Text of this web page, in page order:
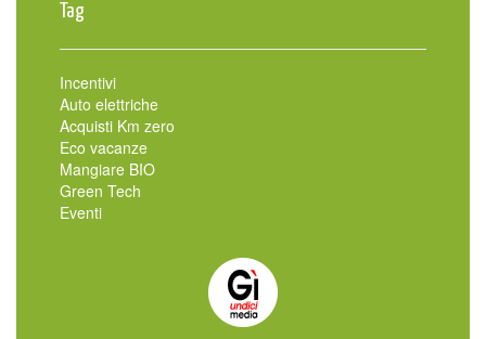
Tag
Incentivi
Auto elettriche
Acquisti Km zero
Eco vacanze
Mangiare BIO
Green Tech
Eventi